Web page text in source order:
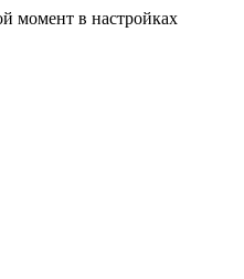
момент в настройках